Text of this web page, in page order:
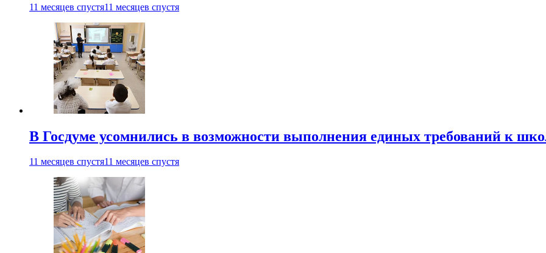
11 месяцев спустя11 месяцев спустя
В Госдуме усомнились в возможности выполнения единых требований к
11 месяцев спустя11 месяцев спустя